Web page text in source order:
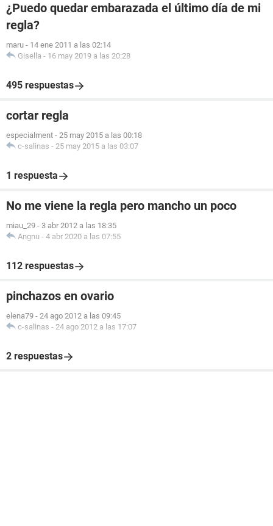
¿Puedo quedar embarazada el último día de mi
regla?
maru - 14 ene 2011 a las 02:14
Gisella - 16 may 2019 a las 20:28
495 respuestas
cortar regla
especialment - 25 may 2015 a las 00:18
c-salinas - 25 may 2015 a las 03:07
1 respuesta
No me viene la regla pero mancho un poco
miau_29 - 3 abr 2012 a las 18:35
Angnu - 4 abr 2020 a las 07:55
112 respuestas
pinchazos en ovario
elena79 - 24 ago 2012 a las 09:45
c-salinas - 24 ago 2012 a las 17:07
2 respuestas